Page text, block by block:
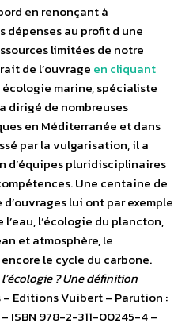
en renonçant à
dépenses au profit d une
limitées de notre
de l’ouvrage en cliquant
écologie marine, spécialiste
a dirigé de nombreuses
en Méditerranée et dans
par la vulgarisation, il a
d’équipes pluridisciplinaires
Une centaine de
lui ont par exemple
l’eau, l’écologie du plancton,
et atmosphère, le
le cycle du carbone.
? Une définition
Editions Vuibert – Parution :
ISBN 978-2-311-00245-4 –